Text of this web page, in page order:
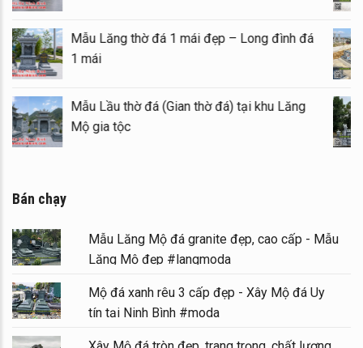
Mẫu Lăng thờ đá 1 mái đẹp – Long đình đá
1 mái
Mẫu Lầu thờ đá (Gian thờ đá) tại khu Lăng
Mộ gia tộc
Bán chạy
Mẫu Lăng Mộ đá granite đẹp, cao cấp - Mẫu
Lăng Mộ đẹp #langmoda
Mộ đá xanh rêu 3 cấp đẹp - Xây Mộ đá Uy
tín tại Ninh Bình #moda